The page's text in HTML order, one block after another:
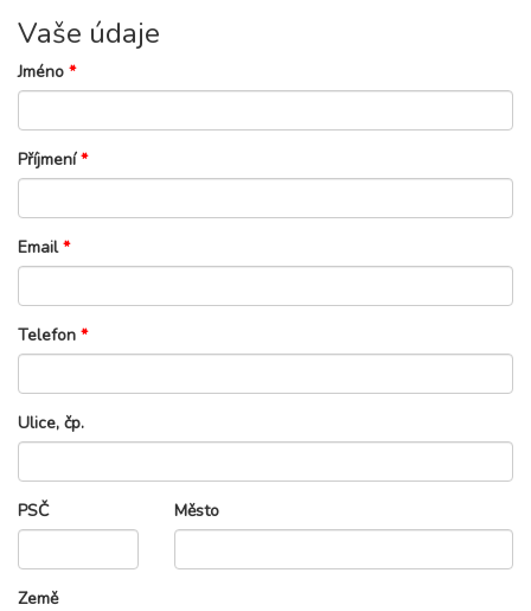
Vaše údaje
Jméno *
Příjmení*
Email*
Telefon *
Ulice, čp.
PSČ Město
Země